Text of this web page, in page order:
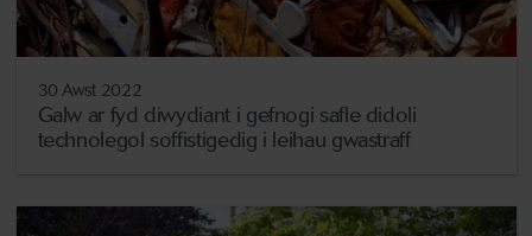
30 Awst 2022
Galw ar fyd diwydiant i gefnogi safle didoli
technolegol soffistigedig i leihau gwastraff